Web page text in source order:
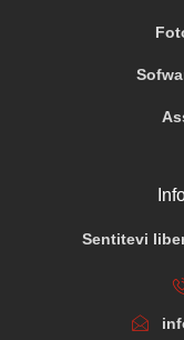
Sentitevi